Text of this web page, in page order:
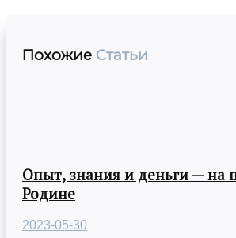
Похожие Статьи
Опыт, знания и деньги — на
Родине
2023-05-30